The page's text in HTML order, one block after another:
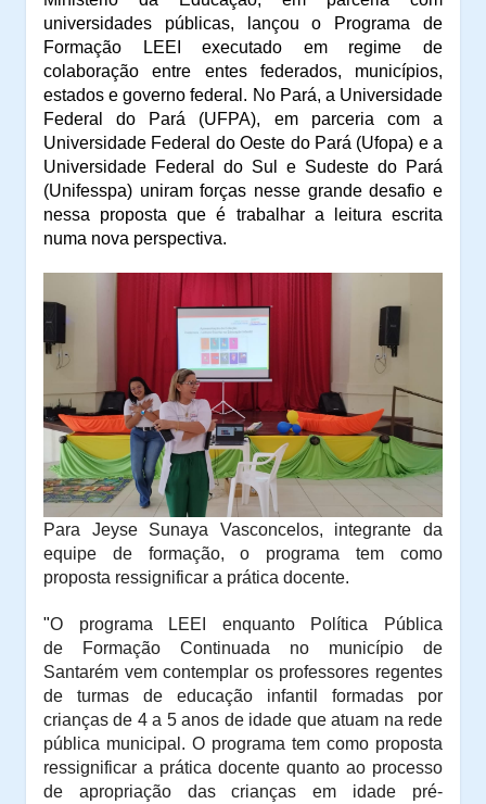
universidades públicas, lançou o
Programa de
Formação LEEI
executado em
regime de
colaboração entre entes federados, municípios,
estados e governo federal. No Pará, a Universidade
Federal do Pará (UFPA), em parceria com a
Universidade Federal do Oeste do Pará (Ufopa) e a
Universidade Federal do Sul e Sudeste do Pará
(Unifesspa) uniram forças nesse grande desafio e
nessa proposta que é trabalhar a leitura escrita
numa nova perspectiva.
Para Jeyse Sunaya Vasconcelos, integrante da
equipe de formação, o programa tem como
proposta ressignificar a prática docente.
"O programa LEEI enquanto Política Pública
de
Formação Continuada no município de
Santarém vem contemplar os professores regentes
de turmas de educação infantil formadas por
crianças de 4 a 5 anos de idade que atuam na rede
pública municipal. O programa tem como proposta
ressignificar a prática docente quanto ao processo
de apropriação das crianças em idade pré-